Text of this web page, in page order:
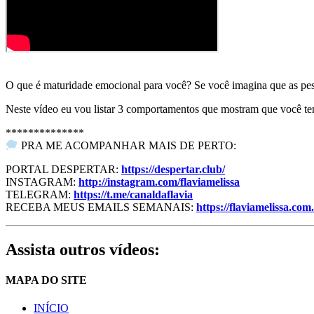
O que é maturidade emocional para você? Se você imagina que as
Neste vídeo eu vou listar 3 comportamentos que mostram que você
**************
PRA ME ACOMPANHAR MAIS DE PERTO:
PORTAL DESPERTAR: https://despertar.club/
INSTAGRAM: http://instagram.com/flaviamelissa
TELEGRAM: https://t.me/canaldaflavia
RECEBA MEUS EMAILS SEMANAIS: https://
Assista outros vídeos:
MAPA DO SITE
INÍCIO